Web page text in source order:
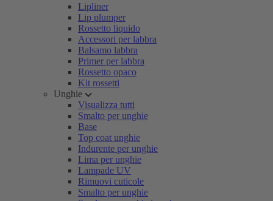
Lipliner
Lip plumper
Rossetto liquido
Accessori per labbra
Balsamo labbra
Primer per labbra
Rossetto opaco
Kit rossetti
Unghie
Visualizza tutti
Smalto per unghie
Base
Top coat unghie
Indurente per unghie
Lima per unghie
Lampade UV
Rimuovi cuticole
Smalto per unghie